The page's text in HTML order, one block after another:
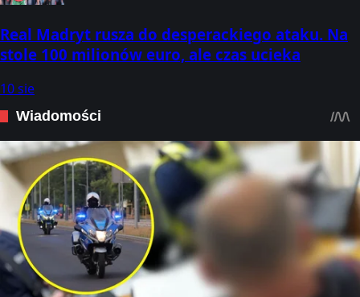
Real Madryt rusza do desperackiego ataku. Na
stole 100 milionów euro, ale czas ucieka
10 sie